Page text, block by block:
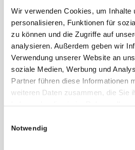
Wir verwenden Cookies, um Inhalte
personalisieren, Funktionen für
zu können und die Zugriffe auf
analysieren. Außerdem geben wir
Verwendung unserer Website an
soziale Medien, Werbung und
Partner führen diese Informationen
weiteren Daten zusammen, die Sie
Notwendig